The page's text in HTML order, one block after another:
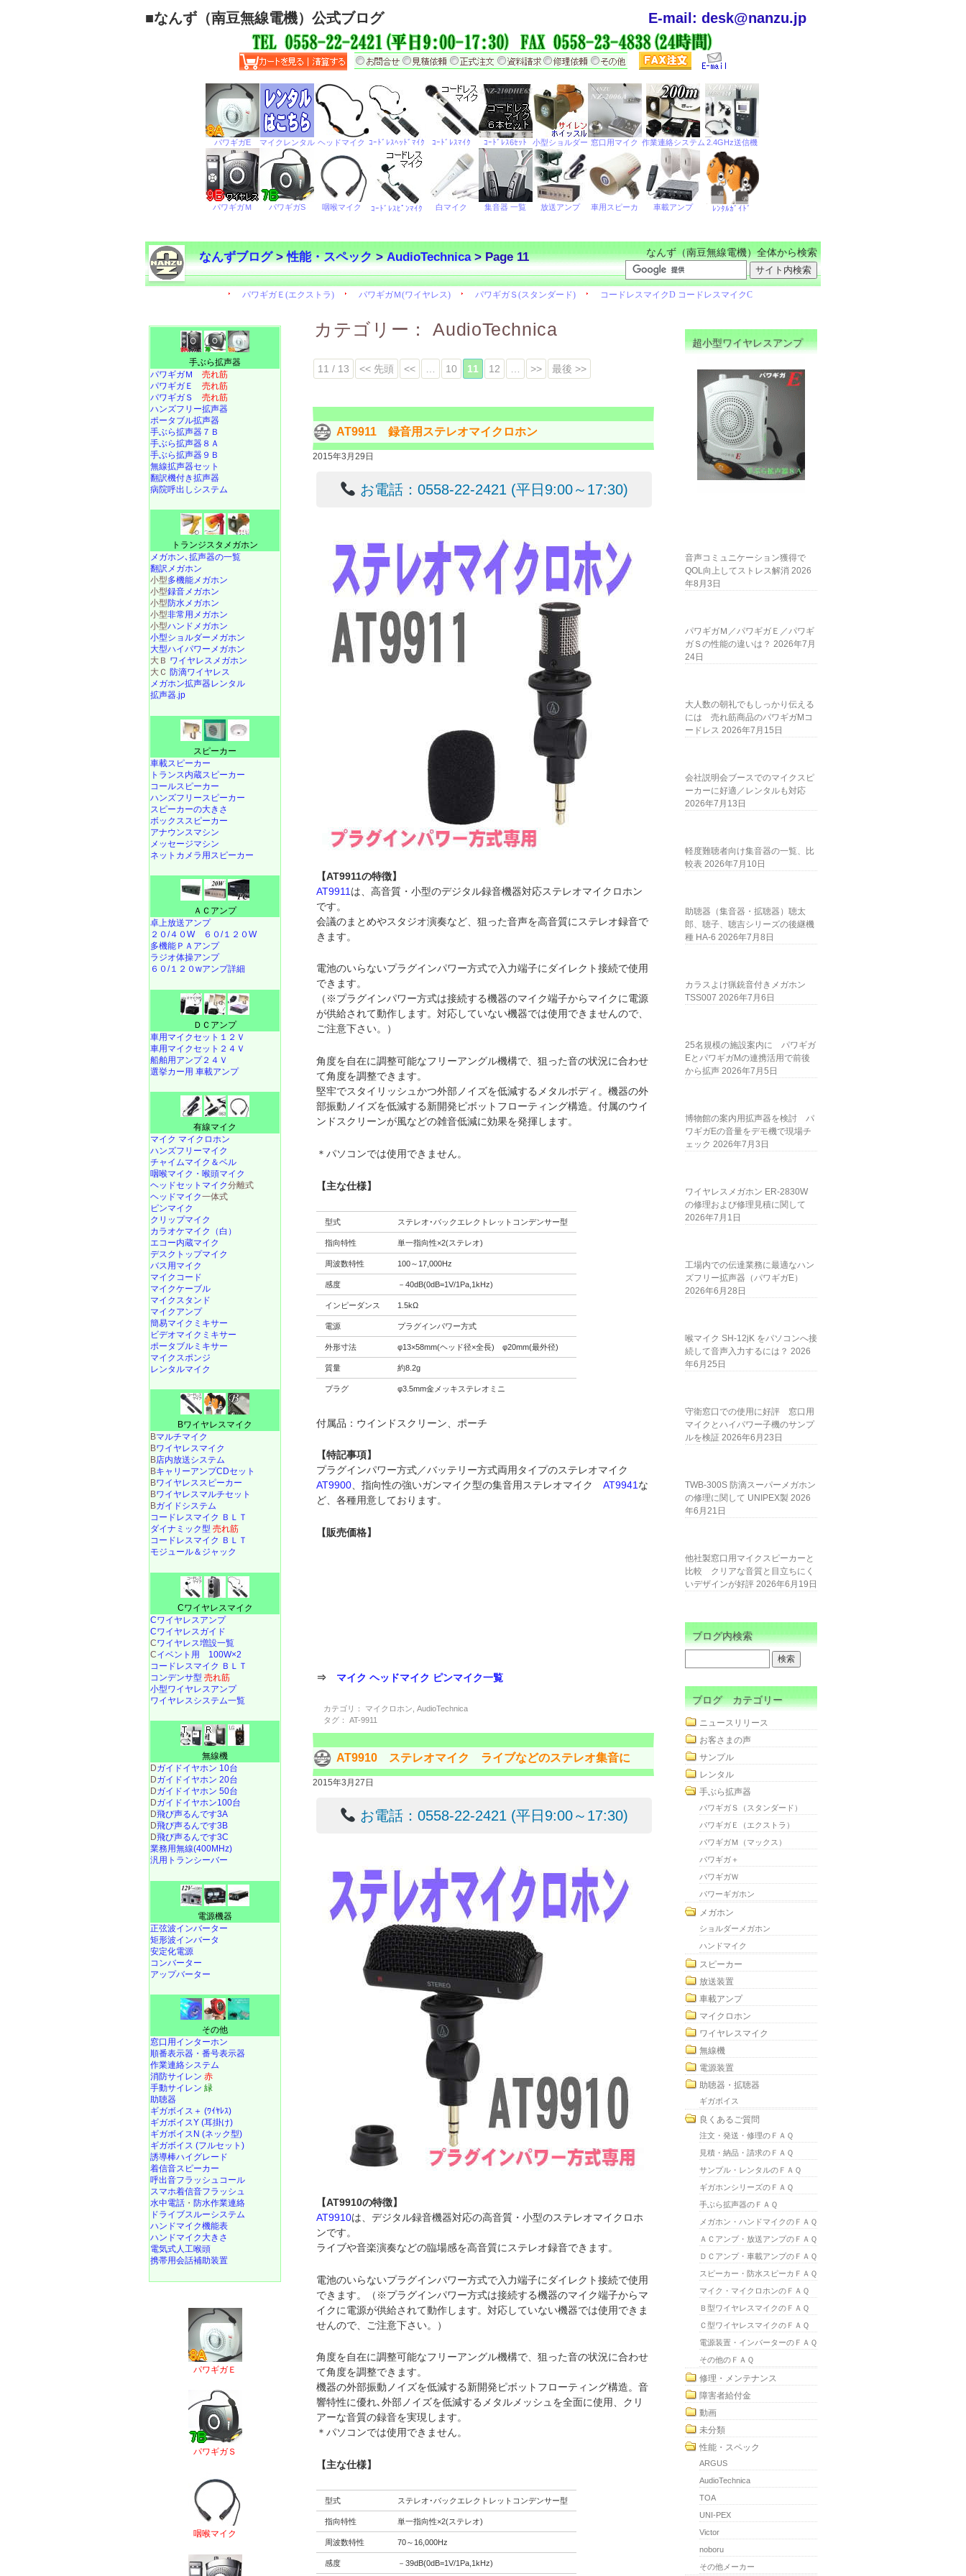
■なんず（南豆無線電機）公式ブログ E-mail: desk@nanzu.jp
なんずブログ>性能・スペック>AudioTechnica> Page 11 なんず（南豆無線電機）全体から検索
カテゴリー：AudioTechnica
11 / 13 << 先頭 << 10 11 12 >> 最後 >>
AT9911 録音用ステレオマイクロホン
2015年3月29日
お電話：0558-22-2421 (平日9:00～17:30)
【AT9911の特徴】
AT9911 は、高音質・小型のデジタル録音機器対応ステレオマイクロホン
です。
会議のまとめやスタジオ演奏など、狙った音声を高音質にステレオ録音で
きます。
電池のいらないプラグインパワー方式で入力端子にダイレクト接続で使用
できます。
（※プラグインパワー方式は接続する機器のマイク端子からマイクに電源
が供給されて動作します。対応していない機器では使用できませんので、
ご注意下さい。）
角度を自在に調整可能なフリーアングル機構で、狙った音の状況に合わせ
て角度を調整できます。
堅牢でスタイリッシュかつ外部ノイズを低減するメタルボディ。機器の外
部振動ノイズを低減する新開発ピボットフローティング構造。付属のウイ
ンドスクリーンが風などの雑音低減に効果を発揮します。
＊パソコンでは使用できません。
【主な仕様】
型式 ステレオ･バックエレクトレットコンデンサー型
指向特性 単一指向性×2(ステレオ)
周波数特性 100～17,000Hz
感度 －40dB(0dB=1V/1Pa,1kHz)
インピーダンス 1.5kΩ
電源 プラグインパワー方式
外形寸法 φ13×58mm(ヘッド径×全長) φ20mm(最外径)
質量 約8.2g
プラグ φ3.5mm金メッキステレオミニ
付属品：ウインドスクリーン、ポーチ
【特記事項】
プラグインパワー方式／バッテリー方式両用タイプのステレオマイク
AT9900、指向性の強いガンマイク型の集音用ステレオマイクAT9941な
ど、各種用意しております。
【販売価格】
⇒ マイク ヘッドマイク ピンマイク一覧
カテゴリ： マイクロホン ,AudioTechnica
タグ：
AT-9911
AT9910 ステレオマイク ライブなどのステレオ集音に
2015年3月27日
お電話：0558-22-2421 (平日9:00～17:30)
【AT9910の特徴】
AT9910は、デジタル録音機器対応の高音質・小型のステレオマイクロホ
ンです。
ライブや音楽演奏などの臨場感を高音質にステレオ録音できます。
電池のいらないプラグインパワー方式で入力端子にダイレクト接続で使用
できます。（※プラグインパワー方式は接続する機器のマイク端子からマ
イクに電源が供給されて動作します。対応していない機器では使用できま
せんので、ご注意下さい。）
角度を自在に調整可能なフリーアングル機構で、狙った音の状況に合わせ
て角度を調整できます。
機器の外部振動ノイズを低減する新開発ピボットフローティング構造。音
響特性に優れ､外部ノイズを低減するメタルメッシュを全面に使用、クリ
アーな音質の録音を実現します。
＊パソコンでは使用できません。
【主な仕様】
型式 ステレオ･バックエレクトレットコンデンサー型
指向特性 単一指向性×2(ステレオ)
周波数特性 70～16,000Hz
感度 －39dB(0dB=1V/1Pa,1kHz)
手ぶら拡声器
パワギガＭ 売れ筋
パワギガＥ 売れ筋
パワギガＳ 売れ筋
ハンズフリー拡声器
ポータブル拡声器
手ぶら拡声器７Ｂ
手ぶら拡声器８Ａ
手ぶら拡声器９Ｂ
無線拡声器セット
翻訳機付き拡声器
病院呼出しシステム
トランジスタメガホン
メガホン､拡声器の一覧
翻訳メガホン
小型多機能メガホン
小型録音メガホン
小型防水メガホン
小型非常用メガホン
小型ハンドメガホン
小型ショルダーメガホン
大型ハイパワーメガホン
大Ｂ ワイヤレスメガホン
大Ｃ 防滴ワイヤレス
メガホン拡声器レンタル
拡声器.jp
スピーカー
車載スピーカー
トランス内蔵スピーカー
コールスピーカー
ハンズフリースピーカー
スピーカーの大きさ
ボックススピーカー
アナウンスマシン
メッセージマシン
ネットカメラ用スピーカー
ＡＣアンプ
卓上放送アンプ
２０/４０W
６０/１２０W
多機能ＰＡアンプ
ラジオ体操アンプ
６０/１２０wアンプ詳細
ＤＣアンプ
車用マイクセット１２Ｖ
車用マイクセット２４Ｖ
船舶用アンプ２４Ｖ
選挙カー用 車載アンプ
有線マイク
マイク マイクロホン
ハンズフリーマイク
チャイムマイク＆ベル
咽喉マイク・喉頭マイク
ヘッドセットマイク分離式
ヘッドマイク一体式
ピンマイク
クリップマイク
カラオケマイク（白）
エコー内蔵マイク
デスクトップマイク
バス用マイク
マイクコード
マイクケーブル
マイクスタンド
マイクアンプ
簡易マイクミキサー
ビデオマイクミキサー
ポータブルミキサー
マイクスポンジ
レンタルマイク
Bワイヤレスマイク
Bマルチマイク
Bワイヤレスマイク
B店内放送システム
BキャリーアンプCDセット
Bワイヤレススピーカー
Bワイヤレスマルチセット
Bガイドシステム
コードレスマイク ＢＬＴ
ダイナミック型 売れ筋
コードレスマイク ＢＬＴ
モジュール＆ジャック
Cワイヤレスマイク
Cワイヤレスアンプ
Cワイヤレスガイド
Cワイヤレス増設一覧
Cイベント用 100W×2
コードレスマイク ＢＬＴ
コンデンサ型 売れ筋
小型ワイヤレスアンプ
ワイヤレスシステム一覧
無線機
Dガイドイヤホン 10台
Dガイドイヤホン 20台
Dガイドイヤホン 50台
Dガイドイヤホン100台
D飛び声るんです3A
D飛び声るんです3B
D飛び声るんです3C
業務用無線(400MHz)
汎用トランシーバー
電源機器
正弦波インバーター
矩形波インバータ
安定化電源
コンバーター
アップバーター
その他
窓口用インターホン
順番表示器・番号表示器
作業連絡システム
消防サイレン 赤
手動サイレン 緑
助聴器
ギガボイス＋ (ﾜｲﾔﾚｽ)
ギガボイスY (耳掛け)
ギガボイスN (ネック型)
ギガボイス (フルセット)
誘導棒ハイグレード
着信音スピーカー
呼出音フラッシュコール
スマホ着信音フラッシュ
水中電話 ・ 防水作業連絡
ドライブスルーシステム
ハンドマイク機能表
ハンドマイク大きさ
電気式人工喉頭
携帯用会話補助装置
パワギガＥ
パワギガＳ
咽喉マイク
超小型ワイヤレスアンプ
音声コミュニケーション獲得で
QOL向上してストレス解消 2026
年8月3日
パワギガＭ／パワギガＥ／パワギ
ガＳの性能の違いは？ 2026年7月
24日
大人数の朝礼でもしっかり伝える
には 売れ筋商品のパワギガMコ
ードレス 2026年7月15日
会社説明会ブースでのマイクスピ
ーカーに好適／レンタルも対応
2026年7月13日
軽度難聴者向け集音器の一覧、比
較表 2026年7月10日
助聴器（集音器・拡聴器）聴太
郎、聴子、聴吉シリーズの後継機
種 HA-6 2026年7月8日
カラスよけ猟銃音付きメガホン
TSS007 2026年7月6日
25名規模の施設案内に パワギガ
EとパワギガMの連携活用で前後
から拡声 2026年7月5日
博物館の案内用拡声器を検討 パ
ワギガEの音量をデモ機で現場チ
ェック 2026年7月3日
ワイヤレスメガホン ER-2830W
の修理および修理見積に関して
2026年7月1日
工場内での伝達業務に最適なハン
ズフリー拡声器（パワギガE）
2026年6月28日
喉マイク SH-12jK をパソコンへ接
続して音声入力するには？ 2026
年6月25日
守衛窓口での使用に好評 窓口用
マイクとハイパワー子機のサンプ
ルを検証 2026年6月23日
TWB-300S 防滴スーパーメガホン
の修理に関して UNIPEX製 2026
年6月21日
他社製窓口用マイクスピーカーと
比較 クリアな音質と目立ちにく
いデザインが好評 2026年6月19日
ブログ内検索
ブログ カテゴリー
ニュースリリース
お客さまの声
サンプル
レンタル
手ぶら拡声器
パワギガＳ（スタンダード）
パワギガＥ（エクストラ）
パワギガＭ（マックス）
パワギガ＋
パワギガＷ
パワーギガホン
メガホン
ショルダーメガホン
ハンドマイク
スピーカー
放送装置
車載アンプ
マイクロホン
ワイヤレスマイク
無線機
電源装置
助聴器・拡聴器
ギガボイス
良くあるご質問
注文・発送・修理のＦＡＱ
見積・納品・請求のＦＡＱ
サンプル・レンタルのＦＡＱ
ギガホンシリーズのＦＡＱ
手ぶら拡声器のＦＡＱ
メガホン・ハンドマイクのＦＡＱ
ＡＣアンプ・放送アンプのＦＡＱ
ＤＣアンプ・車載アンプのＦＡＱ
スピーカー・防水スピーカＦＡＱ
マイク・マイクロホンのＦＡＱ
Ｂ型ワイヤレスマイクのＦＡＱ
Ｃ型ワイヤレスマイクのＦＡＱ
電源装置・インバーターのＦＡＱ
その他のＦＡＱ
修理・メンテナンス
障害者給付金
動画
未分類
性能・スペック
ARGUS
AudioTechnica
TOA
UNI-PEX
Victor
noboru
その他メーカー